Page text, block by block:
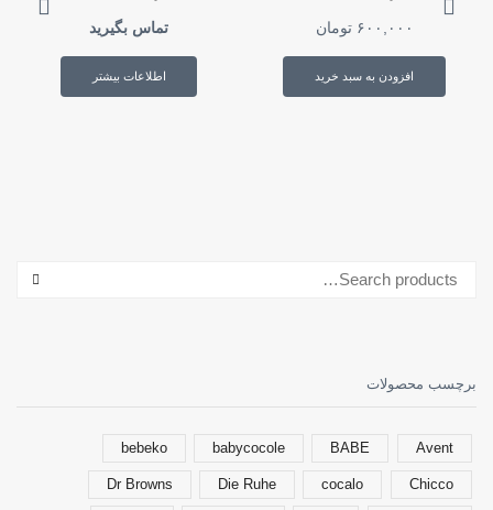
۶۰۰,۰۰۰ تومان
افزودن به سبد خرید
تماس بگیرید
اطلاعات بیشتر
برچسب محصولات
Avent
BABE
babycocole
bebeko
Chicco
cocalo
Die Ruhe
Dr Browns